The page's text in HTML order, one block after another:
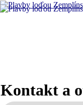
Kontakt a